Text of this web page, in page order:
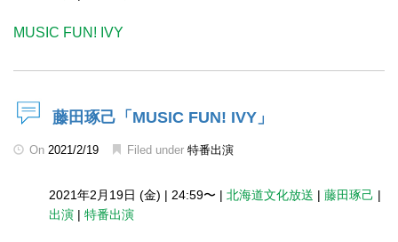
MUSIC FUN! IVY
藤田琢己「MUSIC FUN! IVY」
On 2021/2/19 Filed under 特番出演
2021年2月19日 (金) | 24:59〜 | 北海道文化放送 | 藤田琢己 |
出演 | 特番出演